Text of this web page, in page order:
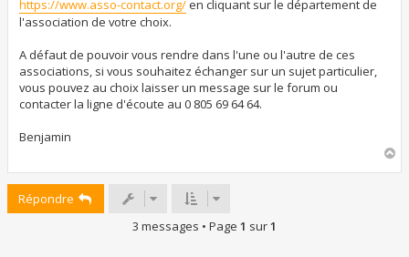
https://www.asso-contact.org/en cliquant sur le département de
l'association de votre choix.
A défaut de pouvoir vous rendre dans l'une ou l'autre de ces
associations, si vous souhaitez échanger sur un sujet particulier,
vous pouvez au choix laisser un message sur le forum ou
contacter la ligne d'écoute au 0 805 69 64 64.
Benjamin
Répondre
3 messages • Page 1 sur1